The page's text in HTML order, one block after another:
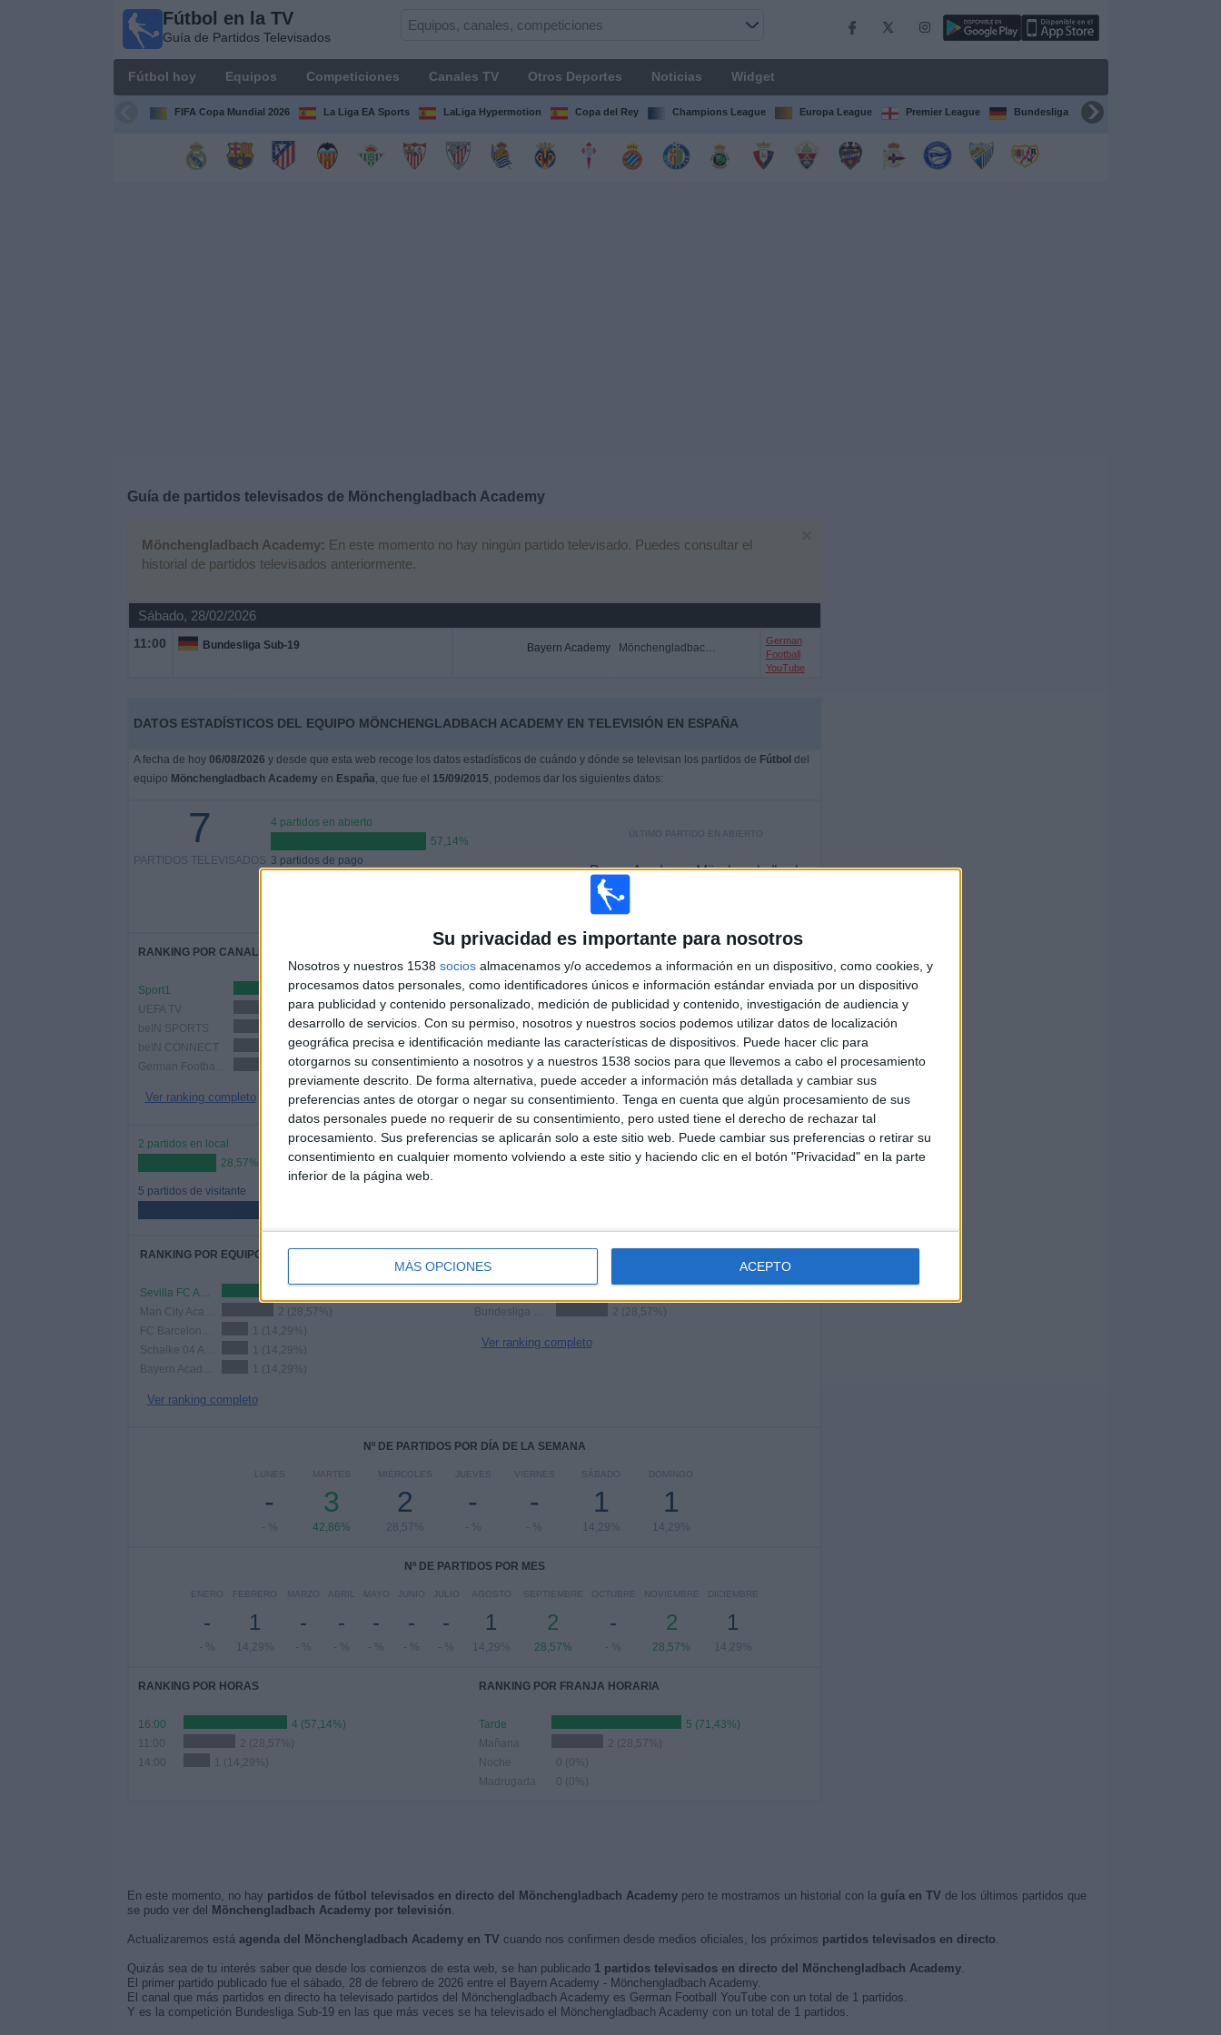
Su privacidad es importante para nosotros
Nosotros y nuestros 1538 socios almacenamos y/o accedemos a información en un dispositivo, como cookies, y
procesamos datos personales, como identificadores únicos e información estándar enviada por un dispositivo
para publicidad y contenido personalizado, medición de publicidad y contenido, investigación de audiencia y
desarrollo de servicios. Con su permiso, nosotros y nuestros socios podemos utilizar datos de localización
geográfica precisa e identificación mediante las características de dispositivos. Puede hacer clic para
otorgarnos su consentimiento a nosotros y a nuestros 1538 socios para que llevemos a cabo el procesamiento
previamente descrito. De forma alternativa, puede acceder a información más detallada y cambiar sus
preferencias antes de otorgar o negar su consentimiento. Tenga en cuenta que algún procesamiento de sus
datos personales puede no requerir de su consentimiento, pero usted tiene el derecho de rechazar tal
procesamiento. Sus preferencias se aplicarán solo a este sitio web. Puede cambiar sus preferencias o retirar su
consentimiento en cualquier momento volviendo a este sitio y haciendo clic en el botón "Privacidad" en la parte
inferior de la página web.
MÁS OPCIONES ACEPTO
Fútbol en la TV
Guía de Partidos Televisados
Fútbol hoy Equipos Competiciones Canales TV Otros Deportes Noticias Widget
FIFA Copa Mundial 2026 La Liga EA Sports LaLiga Hypermotion Copa del Rey Champions League Europa League Premier League Bundesliga Supercopa de España
Guía de partidos televisados de Mönchengladbach Academy
Mönchengladbach Academy: En este momento no hay ningún partido televisado. Puedes consultar el
historial de partidos televisados anteriormente.
Sábado, 28/02/2026
11:00 Bundesliga Sub-19 Bayern Academy Mönchengladbach Academy
German
Football
YouTube
DATOS ESTADÍSTICOS DEL EQUIPO MÖNCHENGLADBACH ACADEMY EN TELEVISIÓN EN ESPAÑA
A fecha de hoy 06/08/2026 y desde que esta web recoge los datos estadísticos de cuándo y dónde se televisan los partidos de Fútbol del
equipo Mönchengladbach Academyen España, que fue el 15/09/2015, podemos dar los siguientes datos:
7
PARTIDOS TELEVISADOS
4 partidos en abierto
57,14%
3 partidos de pago
ÚLTIMO PARTIDO EN ABIERTO
Bayern Academy - Mönchengladbach
28/02/2026 Bundesliga Sub-19 por German
RANKING POR CANALES
Sport1
3 (42,86%)
UEFA TV
2 (28,57%)
beIN SPORTS
2 (28,57%)
beIN CONNECT
2 (28,57%)
2 (28,57%)
Ver ranking completo
7
158
SIN PARTIDO
GRATUÍTO
PARTIDOS
0
CONSECUTIVOS
DE PAGO
2 partidos en local
28,57%
5 partidos de visitante
TOTAL
MÁXIMO
TOTAL
RANKING POR EQUIPOS
Sevilla FC Academy
2 (28,57%)
1 (14,29%)
1 (14,29%)
1 (14,29%)
Ver ranking completo
2 (28,57%)
Ver ranking completo
Nº DE PARTIDOS POR DÍA DE LA SEMANA
LUNES
-
- %
MARTES
3
42,86%
MIÉRCOLES
2
28,57%
JUEVES
-
- %
VIERNES
-
- %
SÁBADO
1
14,29%
DOMINGO
1
14,29%
Nº DE PARTIDOS POR MES
ENERO
-
- %
FEBRERO
1
14,29%
MARZO
-
- %
ABRIL
-
- %
MAYO
-
- %
JUNIO
-
- %
JULIO
-
- %
AGOSTO
1
14,29%
SEPTIEMBRE
2
28,57%
OCTUBRE
-
- %
NOVIEMBRE
2
28,57%
DICIEMBRE
1
14,29%
RANKING POR HORAS
16:00
4 (57,14%)
2 (28,57%)
1 (14,29%)
RANKING POR FRANJA HORARIA
Tarde
5 (71,43%)
Mañana
2 (28,57%)
Noche
0 (0%)
Madrugada
0 (0%)
En este momento, no hay partidos de fútbol televisados en directo del Mönchengladbach Academypero te mostramos un historial con la guía en TV de los últimos partidos que
se pudo ver del Mönchengladbach Academy por televisión.
Actualizaremos está agenda del Mönchengladbach Academy en TV cuando nos confirmen desde medios oficiales, los próximos partidos televisados en directo.
Quizás sea de tu interés saber que desde los comienzos de esta web, se han publicado 1 partidos televisados en directo del Mönchengladbach Academy.
El primer partido publicado fue el sábado, 28 de febrero de 2026 entre el Bayern Academy - Mönchengladbach Academy.
El canal que más partidos en directo ha televisado partidos del Mönchengladbach Academy es German Football YouTube con un total de 1 partidos.
Y es la competición Bundesliga Sub-19 en las que más veces se ha televisado el Mönchengladbach Academy con un total de 1 partidos.